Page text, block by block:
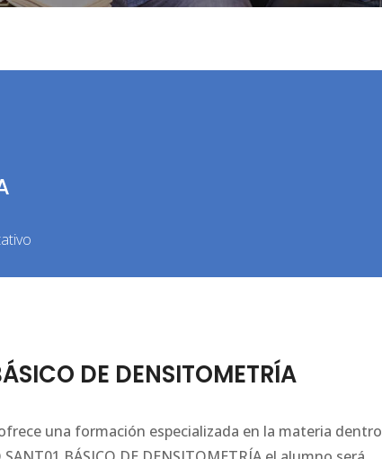
DE DENSITOMETRÍA
ofrece una formación especializada en la materia dentro